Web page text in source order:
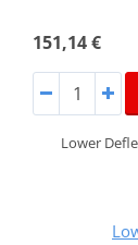
151,14 €
Lower